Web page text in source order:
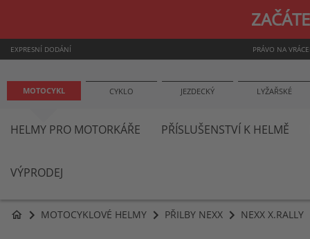
EXPRESNÍ DODÁNÍ PRÁVO NA
MOTOCYKL CYKLO JEZDECKÝ LYŽAŘSKÉ
HELMY PRO MOTORKÁŘE PŘÍSLUŠENSTVÍ K HELMĚ
VÝPRODEJ
home MOTOCYKLOVÉ HELMY PŘILBY NEXX NEXX X.RALLY